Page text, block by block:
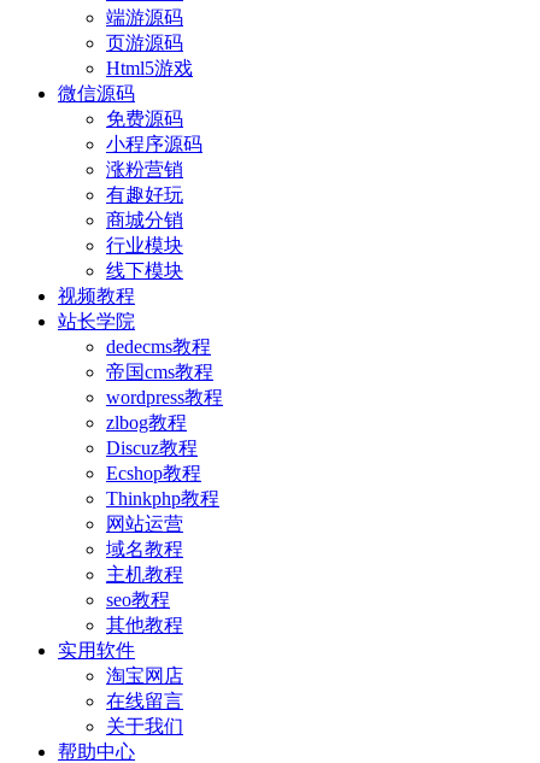
端游源码
页游源码
Html5游戏
微信源码
免费源码
小程序源码
涨粉营销
有趣好玩
商城分销
行业模块
线下模块
视频教程
站长学院
dedecms教程
帝国cms教程
wordpress教程
zlbog教程
Discuz教程
Ecshop教程
Thinkphp教程
网站运营
域名教程
主机教程
seo教程
其他教程
实用软件
淘宝网店
在线留言
关于我们
帮助中心